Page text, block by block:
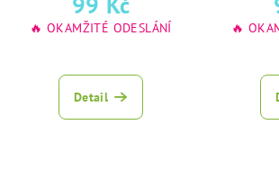
jedlý papír
🔥 OKAMŽITÉ ODESLÁNÍ
Detail
🔥